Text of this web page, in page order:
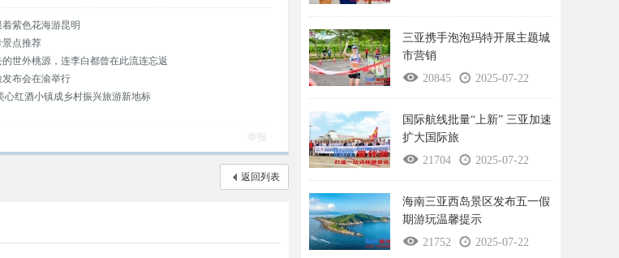
紫色花海游昆明
点推荐
世外桃源，连李白都曾在此流连忘返
发布会在渝举行
心红酒小镇成乡村振兴旅游新地标
举报
返回列表
三亚携手泡泡玛特开展主题城
市营销
20845
2025-07-22
国际航线批量“上新” 三亚加速
扩大国际旅
21704
2025-07-22
海南三亚西岛景区发布五一假
期游玩温馨提示
21752
2025-07-22